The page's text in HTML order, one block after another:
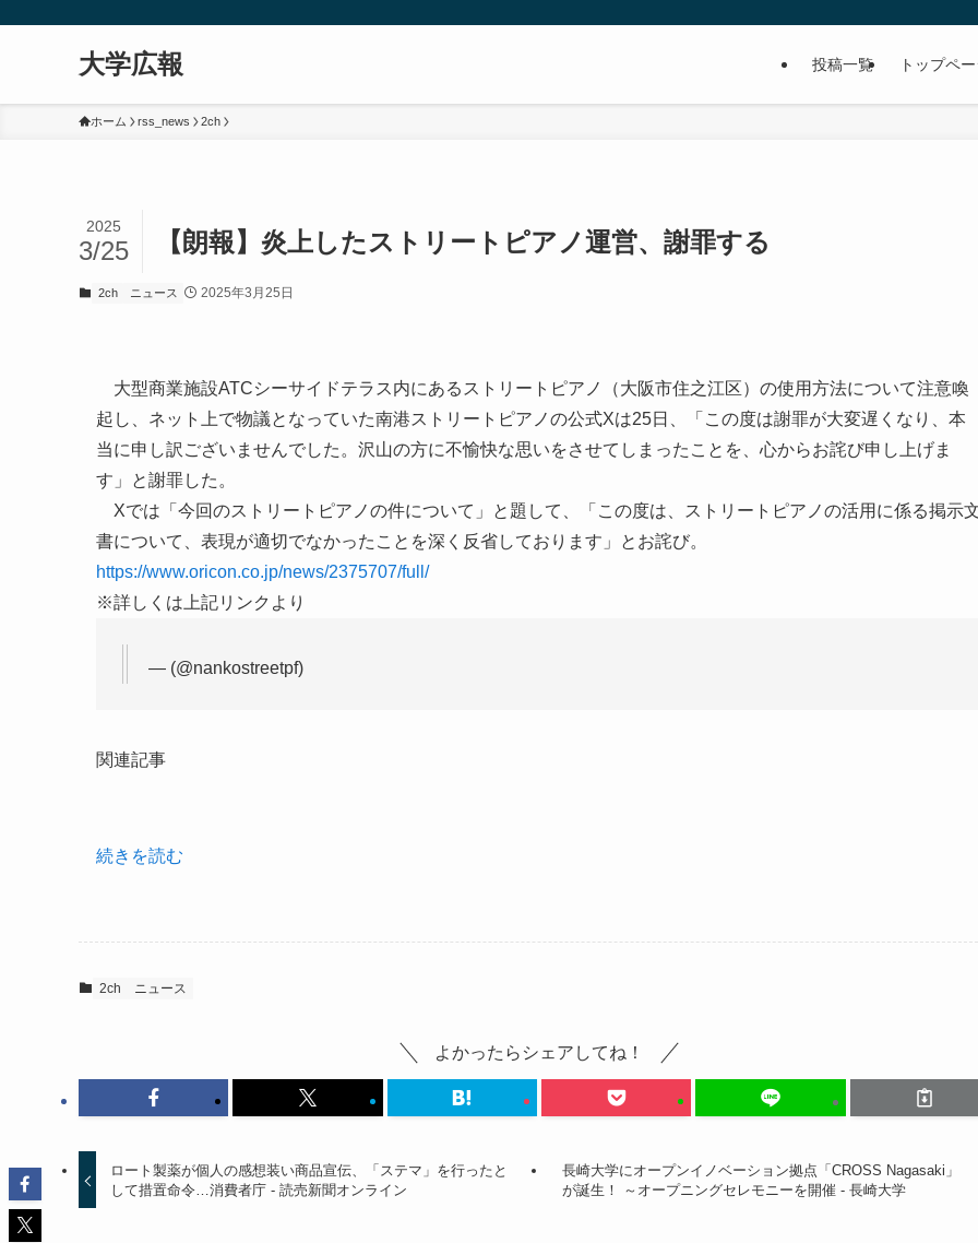
大学広報 投稿一覧 トップペ
ホーム rss_news 2ch
【朗報】炎上したストリートピアノ運営、謝罪する
2025
3/25
2ch ニュース 2025年3月25日
大型商業施設ATCシーサイドテラス内にあるストリートピアノ（大阪市住之江区）の使用方法について注意喚
起し、ネット上で物議となっていた南港ストリートピアノの公式Xは25日、「この度は謝罪が大変遅くなり、本
当に申し訳ございませんでした。沢山の方に不愉快な思いをさせてしまったことを、心からお詫び申し上げま
す」と謝罪した。
Xでは「今回のストリートピアノの件について」と題して、「この度は、ストリートピアノの活用に係る掲示
書について、表現が適切でなかったことを深く反省しております」とお詫び。
https://www.oricon.co.jp/news/2375707/full/
※詳しくは上記リンクより
— (@nankostreetpf)
関連記事
続きを読む
2ch ニュース
よかったらシェアしてね！
ロート製薬が個人の感想装い商品宣伝、「ステマ」を行ったと
して措置命令…消費者庁 - 読売新聞オンライン
長崎大学にオープンイノベーション拠点「CROSS Nagasaki」
が誕生！ ～オープニングセレモニーを開催 - 長崎大学